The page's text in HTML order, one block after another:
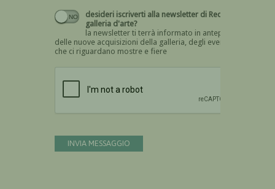
desideri iscriverti alla newsletter di Recta
galleria d'arte?
la newsletter ti terrà informato in anteprima
delle nuove acquisizioni della galleria, degli eventi
che ci riguardano mostre e fiere
INVIA MESSAGGIO